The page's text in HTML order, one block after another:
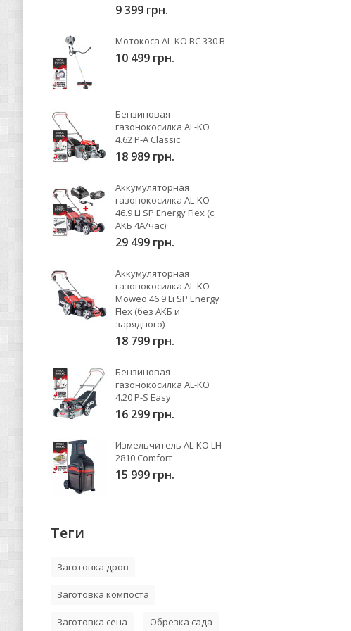
9 399 грн.
Мотокоса AL-KO BC 330 B
10 499 грн.
Бензиновая
газонокосилка AL-KO
4.62 P-A Classic
18 989 грн.
Аккумуляторная
газонокосилка AL-KO
46.9 LI SP Energy Flex (с
АКБ 4А/час)
29 499 грн.
Аккумуляторная
газонокосилка AL-KO
Moweo 46.9 Li SP Energy
Flex (без АКБ и
зарядного)
18 799 грн.
Бензиновая
газонокосилка AL-KO
4.20 P-S Easy
16 299 грн.
Измельчитель AL-KO LH
2810 Comfort
15 999 грн.
Теги
Заготовка дров
Заготовка компоста
Заготовка сена Обрезка сада